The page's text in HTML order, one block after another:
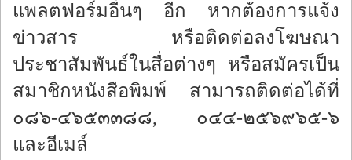
แพลตฟอร์มอื่นๆ อีก หากต้องการแจ้ง
ข่าวสาร หรือติดต่อลงโฆษณา
ประชาสัมพันธ์ในสื่อต่างๆ หรือสมัครเป็น
สมาชิกหนังสือพิมพ์ สามารถติดต่อได้ที่
๐๘๖-๔๖๕๓๓๘๘, ๐๔๔-๒๕๖๙๖๕-๖
และอีเมล์